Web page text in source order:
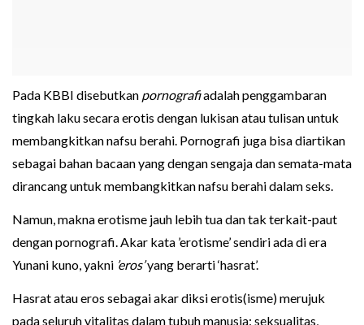
Pada KBBI disebutkan pornografiadalah penggambaran
tingkah laku secara erotis dengan lukisan atau tulisan untuk
membangkitkan nafsu berahi. Pornografi juga bisa diartikan
sebagai bahan bacaan yang dengan sengaja dan semata-mata
dirancang untuk membangkitkan nafsu berahi dalam seks.
Namun, makna erotisme jauh lebih tua dan tak terkait-paut
dengan pornografi. Akar kata ’erotisme’ sendiri ada di era
Yunani kuno, yakni ’eros’yang berarti ‘hasrat’.
Hasrat atau eros sebagai akar diksi erotis(isme) merujuk
pada seluruh vitalitas dalam tubuh manusia: seksualitas,